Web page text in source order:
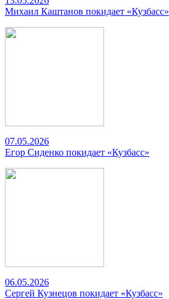
Михаил Каштанов покидает «Кузбасс»
07.05.2026
Егор Сиденко покидает «Кузбасс»
06.05.2026
Сергей Кузнецов покидает «Кузбасс»